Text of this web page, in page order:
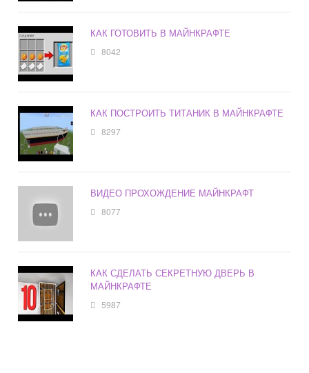
КАК ГОТОВИТЬ В МАЙНКРАФТЕ
8042
КАК ПОСТРОИТЬ ТИТАНИК В МАЙНКРАФТЕ
8297
ВИДЕО ПРОХОЖДЕНИЕ МАЙНКРАФТ
8077
КАК СДЕЛАТЬ СЕКРЕТНУЮ ДВЕРЬ В
МАЙНКРАФТЕ
5987